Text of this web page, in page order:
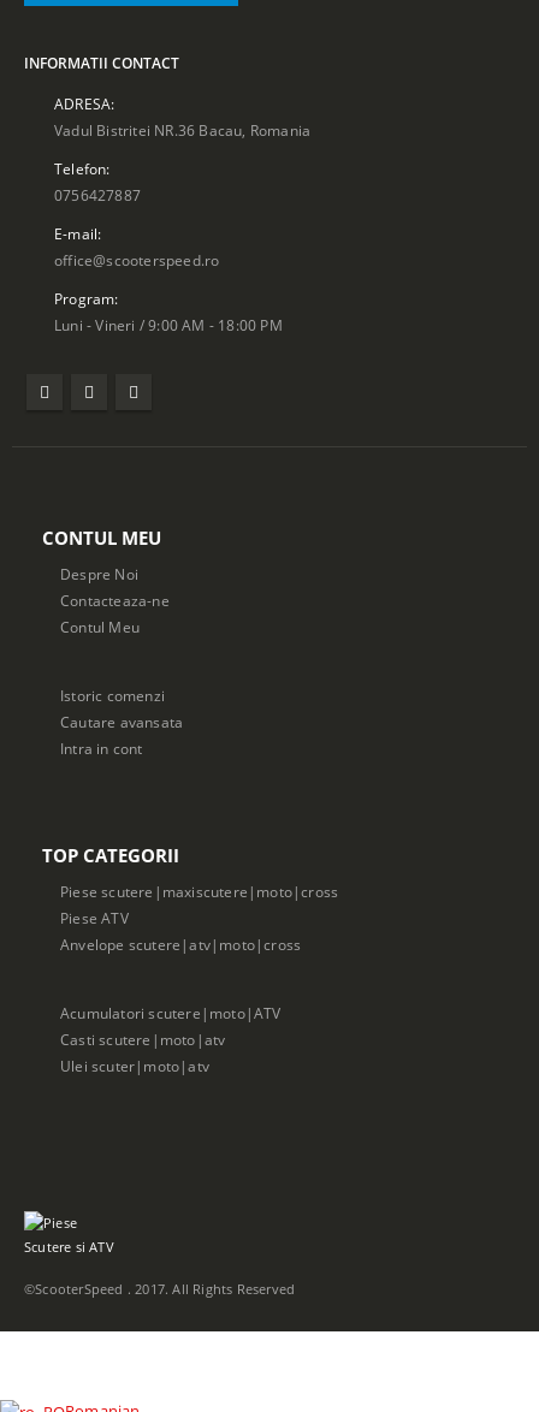
INFORMATII CONTACT
ADRESA:
Vadul Bistritei NR.36 Bacau, Romania
Telefon:
0756427887
E-mail:
office@scooterspeed.ro
Program:
Luni - Vineri / 9:00 AM - 18:00 PM
CONTUL MEU
Despre Noi
Contacteaza-ne
Contul Meu
Istoric comenzi
Cautare avansata
Intra in cont
TOP CATEGORII
Piese scutere|maxiscutere|moto|cross
Piese ATV
Anvelope scutere|atv|moto|cross
Acumulatori scutere|moto|ATV
Casti scutere|moto|atv
Ulei scuter|moto|atv
©ScooterSpeed . 2017. All Rights Reserved